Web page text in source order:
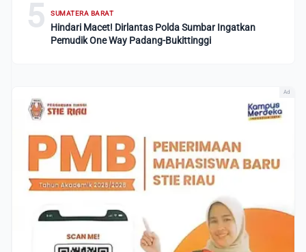
5 SUMATERA BARAT
Hindari Macet! Dirlantas Polda Sumbar Ingatkan
Pemudik One Way Padang-Bukittinggi
Ad